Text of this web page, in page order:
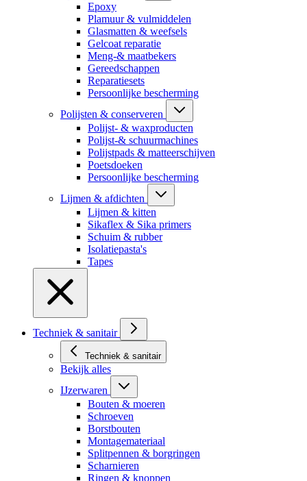
Epoxy
Plamuur & vulmiddelen
Glasmatten & weefsels
Gelcoat reparatie
Meng-& maatbekers
Gereedschappen
Reparatiesets
Persoonlijke bescherming
Polijsten & conserveren
Polijst- & waxproducten
Polijst-& schuurmachines
Polijstpads & matteerschijven
Poetsdoeken
Persoonlijke bescherming
Lijmen & afdichten
Lijmen & kitten
Sikaflex & Sika primers
Schuim & rubber
Isolatiepasta's
Tapes
Techniek & sanitair
Techniek & sanitair
Bekijk alles
IJzerwaren
Bouten & moeren
Schroeven
Borstbouten
Montagemateriaal
Splitpennen & borgringen
Scharnieren
Ringen & knoppen